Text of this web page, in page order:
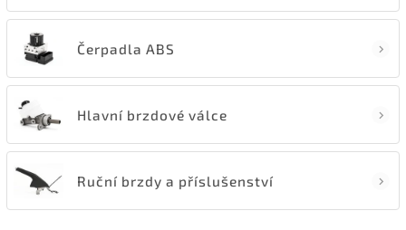
Čerpadla ABS
Hlavní brzdové válce
Ruční brzdy a příslušenství